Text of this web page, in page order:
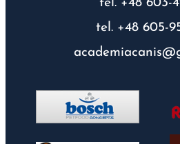
tel. +48 603-
tel. +48 605-